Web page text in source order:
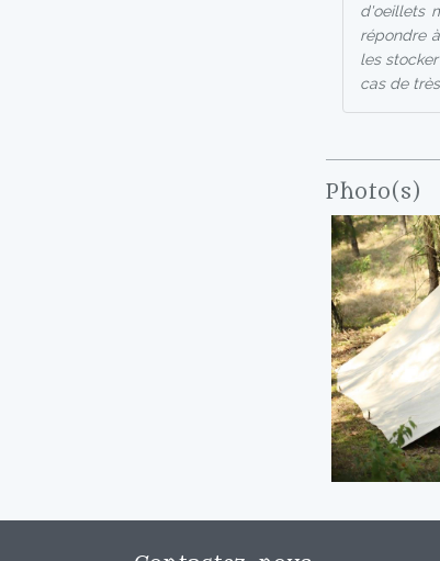
d'oeillets
répondre
les
cas de
Photo(s)